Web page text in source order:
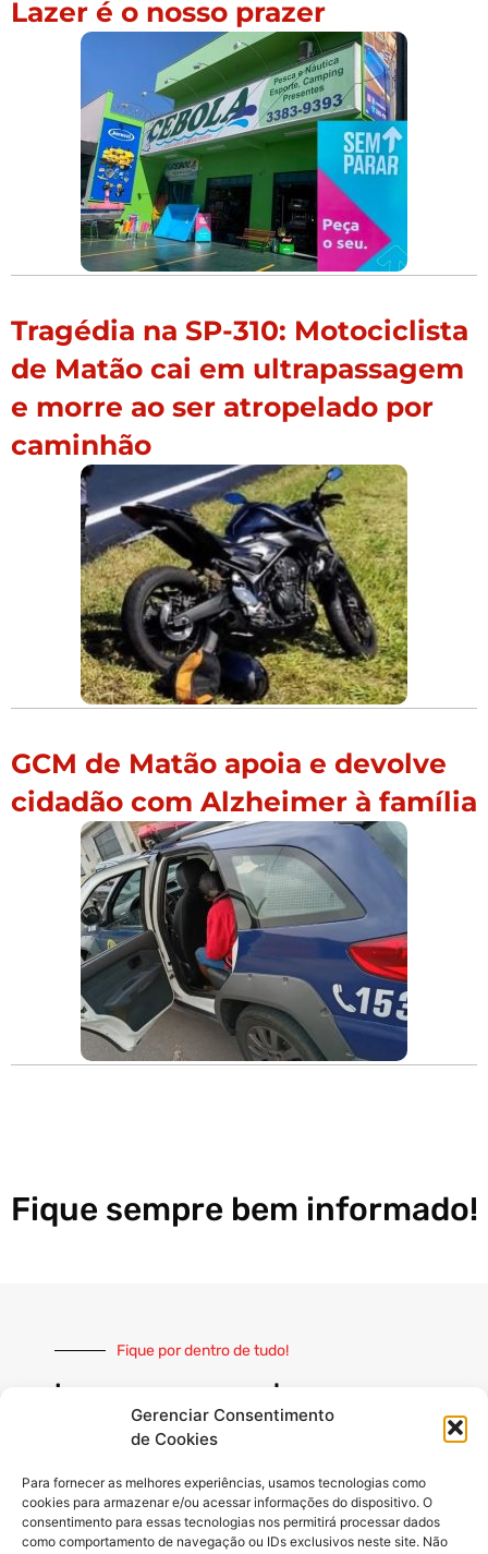
Gerenciar Consentimento
de Cookies
Para fornecer as melhores experiências, usamos tecnologias como
cookies para armazenar e/ou acessar informações do dispositivo. O
consentimento para essas tecnologias nos permitirá processar dados
como comportamento de navegação ou IDs exclusivos neste site. Não
Lazer é o nosso prazer
Tragédia na SP-310: Motociclista
de Matão cai em ultrapassagem
e morre ao ser atropelado por
caminhão
GCM de Matão apoia e devolve
cidadão com Alzheimer à família
Fique sempre bem informado!
Fique por dentro de tudo!
Inscreva-se e receba nossas
notícias sempre atualizadas
INSCREVER